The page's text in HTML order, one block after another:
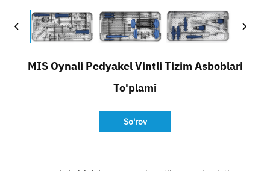
Bog'lanish
MIS Oynali Pedyakel Vintli Tizim Asboblari
To'plami
So'rov